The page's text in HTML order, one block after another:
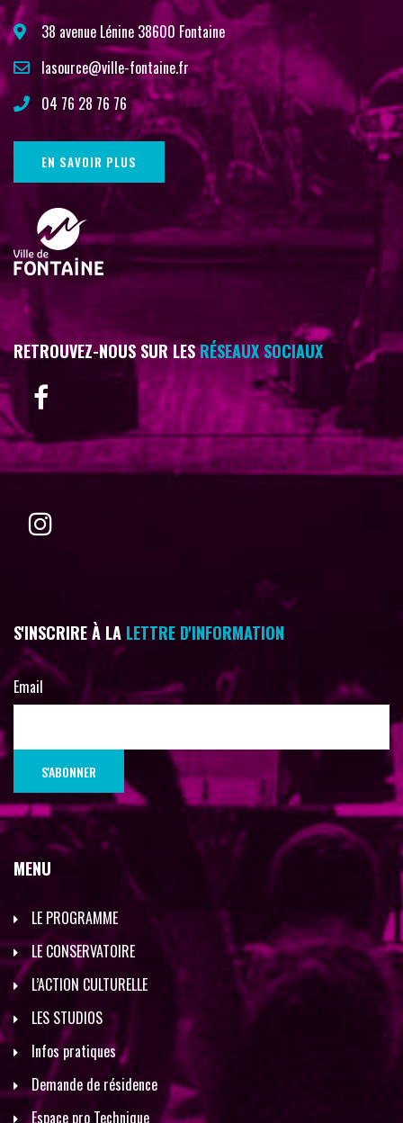
38 avenue Lénine 38600 Fontaine
lasource@ville-fontaine.fr
04 76 28 76 76
EN SAVOIR PLUS
RETROUVEZ-NOUS SUR LESRÉSEAUX SOCIAUX
S'INSCRIRE À LA LETTRE D'INFORMATION
Email
MENU
LE PROGRAMME
LE CONSERVATOIRE
L’ACTION CULTURELLE
LES STUDIOS
Infos pratiques
Demande de résidence
Espace pro Technique